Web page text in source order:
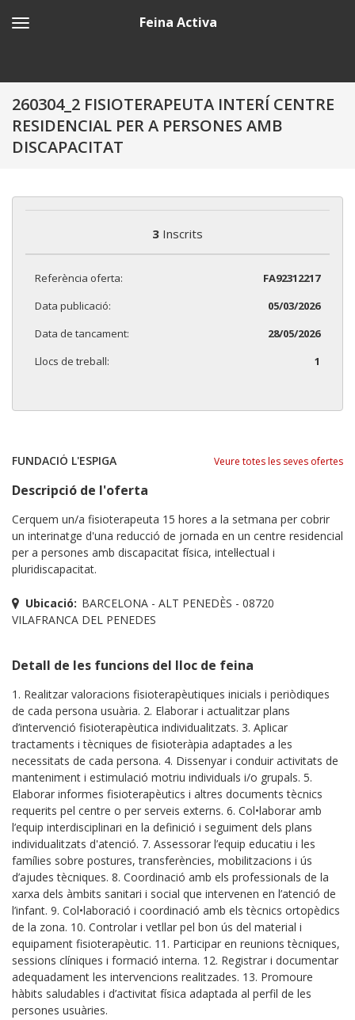
Feina Activa
260304_2 FISIOTERAPEUTA INTERÍ CENTRE
RESIDENCIAL PER A PERSONES AMB
DISCAPACITAT
3 Inscrits
Referència oferta:
FA92312217
Data publicació:
05/03/2026
Data de tancament:
28/05/2026
Llocs de treball:
1
FUNDACIÓ L'ESPIGA Veure totes les seves ofertes
Descripció de l'oferta
Cerquem un/a fisioterapeuta 15 hores a la setmana per cobrir
un interinatge d'una reducció de jornada en un centre residencial
per a persones amb discapacitat física, intel·lectual i
pluridiscapacitat.
Ubicació: BARCELONA - ALT PENEDÈS - 08720
VILAFRANCA DEL PENEDES
Detall de les funcions del lloc de feina
1. Realitzar valoracions fisioterapèutiques inicials i periòdiques
de cada persona usuària. 2. Elaborar i actualitzar plans
d’intervenció fisioterapèutica individualitzats. 3. Aplicar
tractaments i tècniques de fisioteràpia adaptades a les
necessitats de cada persona. 4. Dissenyar i conduir activitats de
manteniment i estimulació motriu individuals i/o grupals. 5.
Elaborar informes fisioterapèutics i altres documents tècnics
requerits pel centre o per serveis externs. 6. Col•laborar amb
l’equip interdisciplinari en la definició i seguiment dels plans
individualitzats d'atenció. 7. Assessorar l’equip educatiu i les
famílies sobre postures, transferències, mobilitzacions i ús
d’ajudes tècniques. 8. Coordinació amb els professionals de la
xarxa dels àmbits sanitari i social que intervenen en l’atenció de
l’infant. 9. Col•laboració i coordinació amb els tècnics ortopèdics
de la zona. 10. Controlar i vetllar pel bon ús del material i
equipament fisioterapèutic. 11. Participar en reunions tècniques,
sessions clíniques i formació interna. 12. Registrar i documentar
adequadament les intervencions realitzades. 13. Promoure
hàbits saludables i d’activitat física adaptada al perfil de les
persones usuàries.